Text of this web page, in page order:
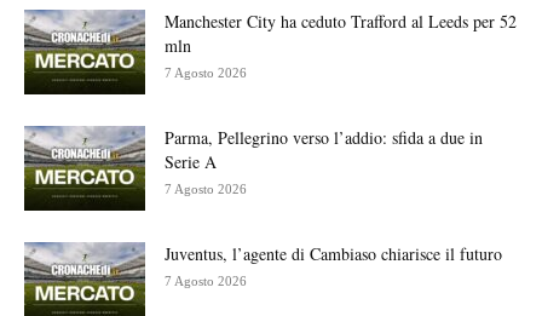
Manchester City ha ceduto Trafford al Leeds per 52
mln
7 Agosto 2026
Parma, Pellegrino verso l’addio: sfida a due in
Serie A
7 Agosto 2026
Juventus, l’agente di Cambiaso chiarisce il futuro
7 Agosto 2026